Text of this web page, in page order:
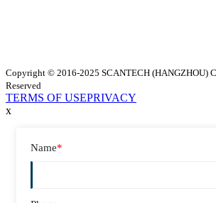
Copyright © 2016-2025 SCANTECH (HANGZHOU)
Reserved
TERMS OF USEPRIVACY
x
Name*